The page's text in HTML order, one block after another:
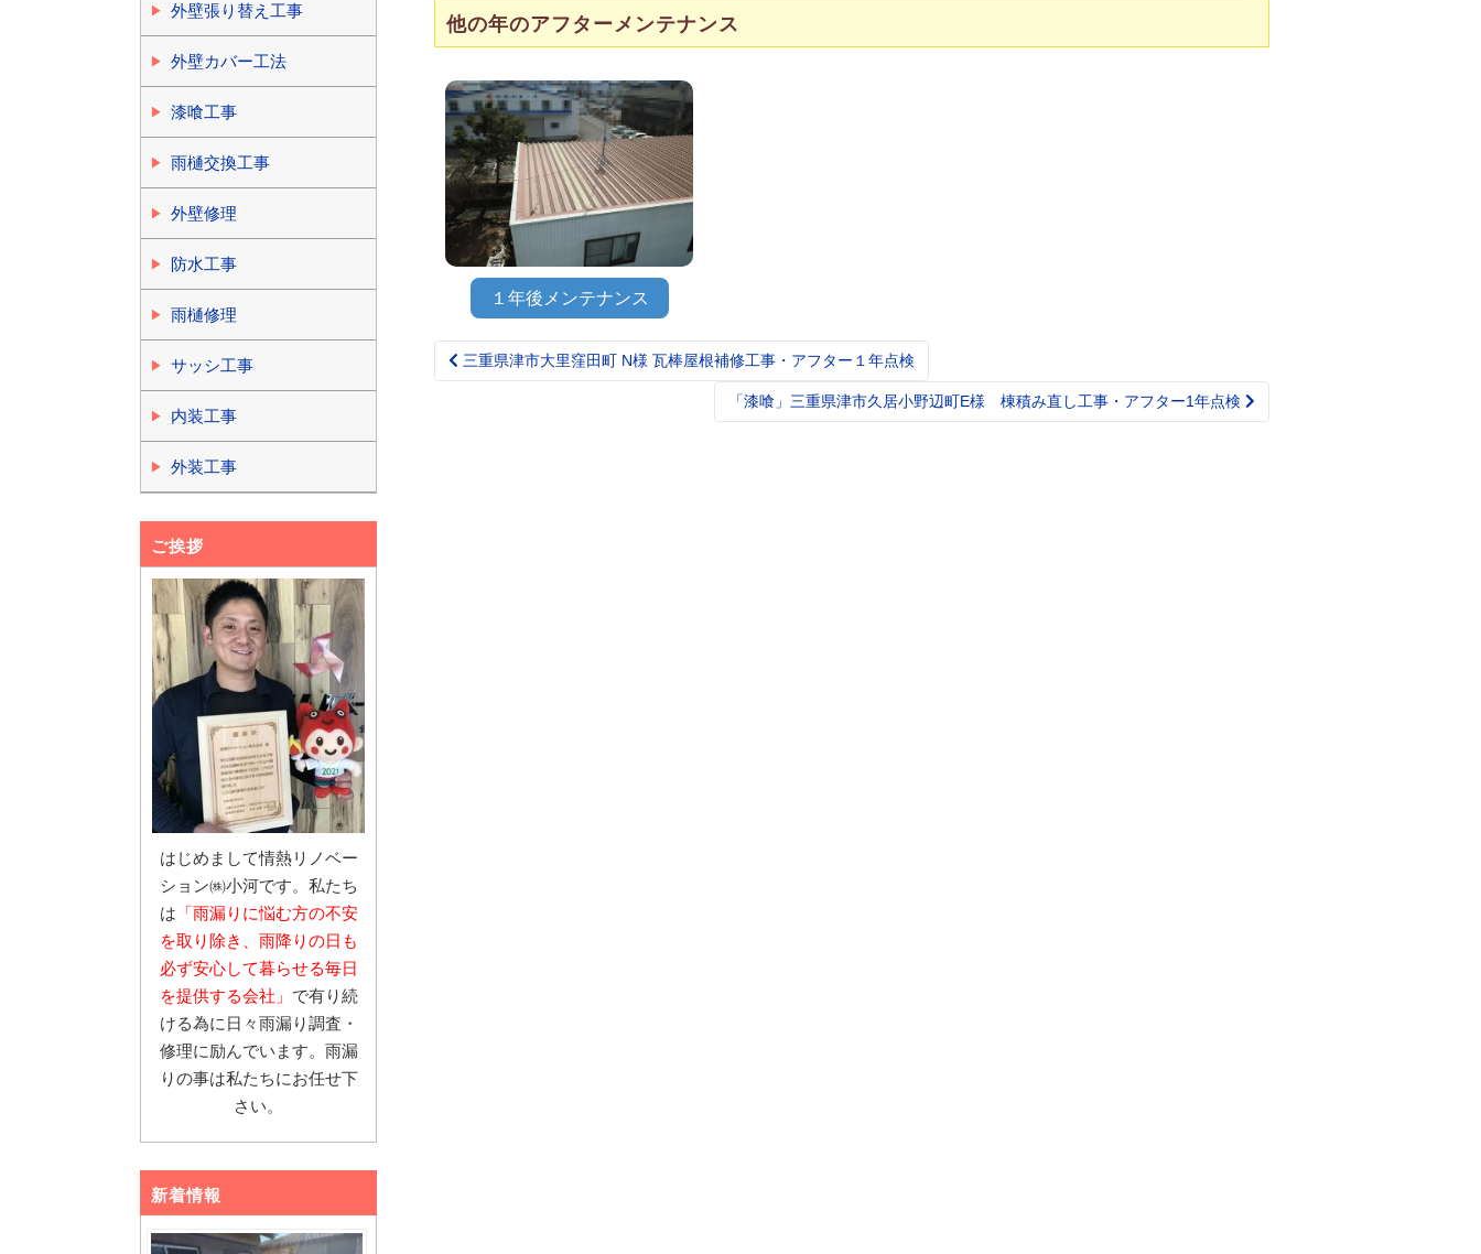
他の年のアフターメンテナンス
１年後メンテナンス
Post
三重県津市大里窪田町 N様 瓦棒屋根補修工事・アフター１年点検
「漆喰」三重県津市久居小野辺町E様 棟積み直し工事・アフター1年点検
外壁張り替え工事
外壁カバー工法
漆喰工事
雨樋交換工事
外壁修理
防水工事
雨樋修理
サッシ工事
内装工事
外装工事
ご挨拶
はじめまして情熱リノベー
ション㈱小河です。私たち
は 「雨漏りに悩む方の不安
を取り除き、雨降りの日も
必ず安心して暮らせる毎日
を提供する会社」 で有り続
ける為に日々雨漏り調査・
修理に励んでいます。雨漏
りの事は私たちにお任せ下
さい。
新着情報